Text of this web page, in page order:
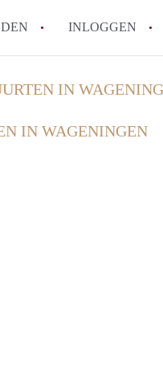
INLOGGEN
IN
IN WAGENINGEN